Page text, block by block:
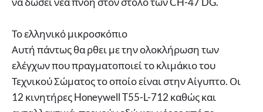
Το ελληνικό μικροσκόπιο
Αυτή πάντως θα ρθει με την ολοκλήρωση των
ελέγχων που πραγματοποιεί το κλιμάκιο του
Τεχνικού Σώματος το οποίο είναι στην Αίγυπτο. Οι
12 κινητήρες Honeywell T55-L-712 καθώς και